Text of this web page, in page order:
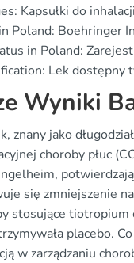
Kapsułki do
Poland: Boehringer
in Poland:
Lek dostępny
Wyniki
znany jako
choroby płuc
się zmniejszenie
stosujące
placebo.
w zarządzaniu